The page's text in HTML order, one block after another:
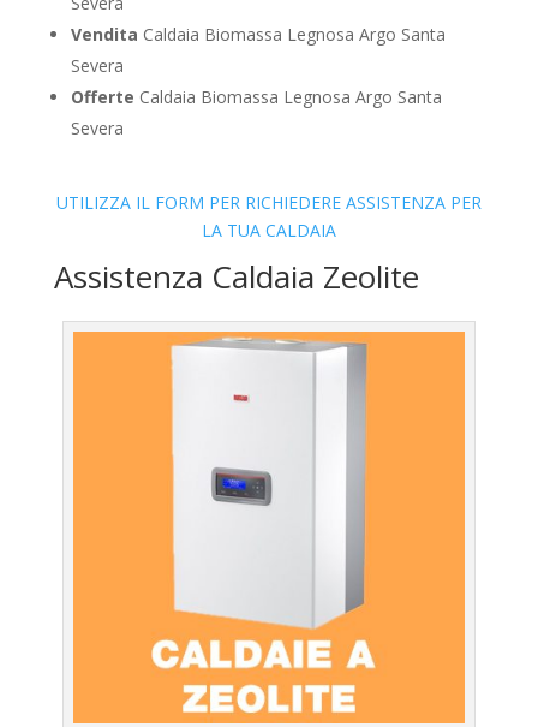
Vendita Caldaia Biomassa Legnosa Argo Santa
Severa
Offerte Caldaia Biomassa Legnosa Argo Santa
Severa
UTILIZZA IL FORM PER RICHIEDERE ASSISTENZA PER
LA TUA CALDAIA
Assistenza Caldaia Zeolite